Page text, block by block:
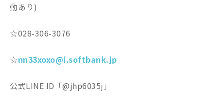
動あり)
☆028-306-3076
☆nn33xoxo@i.softbank.jp
公式LINE ID「@jhp6035j」